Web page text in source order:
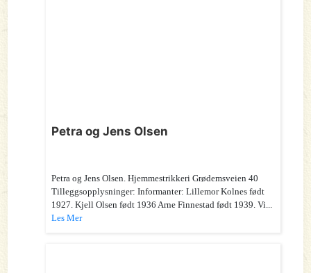
Petra og Jens Olsen
Petra og Jens Olsen. Hjemmestrikkeri Grødemsveien 40
Tilleggsopplysninger: Informanter: Lillemor Kolnes født
1927. Kjell Olsen født 1936 Arne Finnestad født 1939. Vi...
Les Mer